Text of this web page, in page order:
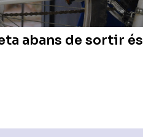
abans de sortir